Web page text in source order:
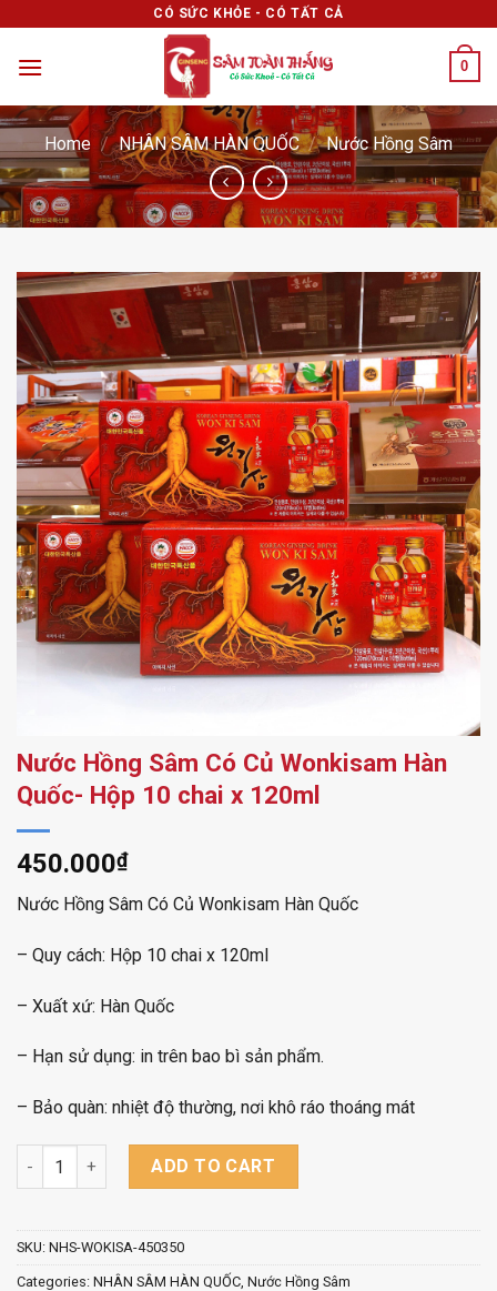
content
CÓ SỨC KHỎE - CÓ TẤT CẢ
0
Home / NHÂN SÂM HÀN QUỐC / Nước Hồng Sâm
Nước Hồng Sâm Có Củ Wonkisam Hàn
Quốc- Hộp 10 chai x 120ml
450.000₫
Nước Hồng Sâm Có Củ Wonkisam Hàn Quốc
– Quy cách: Hộp 10 chai x 120ml
– Xuất xứ: Hàn Quốc
– Hạn sử dụng: in trên bao bì sản phẩm.
– Bảo quàn: nhiệt độ thường, nơi khô ráo thoáng mát
Nước Hồng Sâm Có Củ Wonkisam Hàn Quốc- Hộp 10 chai x
ADD TO CART
SKU: NHS-WOKISA-450350
Categories: NHÂN SÂM HÀN QUỐC Nước Hồng Sâm